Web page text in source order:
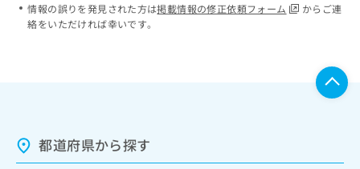
情報の誤りを発見された方は掲載情報の修正依頼フォーム
からご連
絡をいただければ幸いです。
都道府県から探す